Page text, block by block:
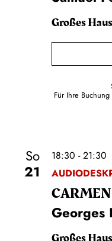
Großes Haus
Für Ihre
So
21
18:30 - 21:30
CARMEN
Georges